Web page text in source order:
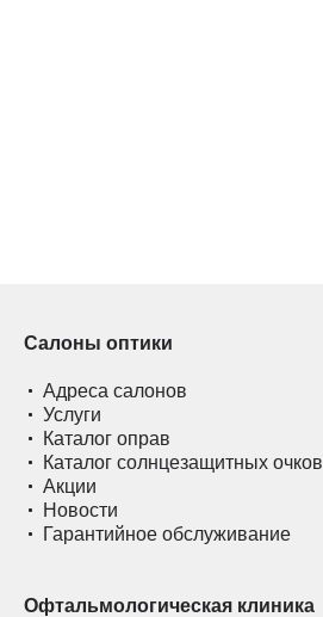
Салоны оптики
Адреса салонов
Услуги
Каталог оправ
Каталог солнцезащитных очков
Акции
Новости
Гарантийное обслуживание
Офтальмологическая клиника